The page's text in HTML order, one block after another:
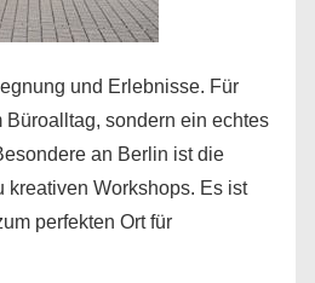
und Erlebnisse. Für
sondern ein echtes
an Berlin ist die
kreativen Workshops. Es ist
perfekten Ort für